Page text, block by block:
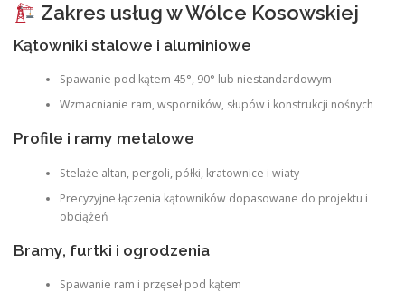
Zakres usług w Wólce Kosowskiej
Kątowniki stalowe i aluminiowe
Spawanie pod kątem 45°, 90° lub niestandardowym
Wzmacnianie ram, wsporników, słupów i konstrukcji nośnych
Profile i ramy metalowe
Stelaże altan, pergoli, półki, kratownice i wiaty
Precyzyjne łączenia kątowników dopasowane do projektu i
obciążeń
Bramy, furtki i ogrodzenia
Spawanie ram i przęseł pod kątem